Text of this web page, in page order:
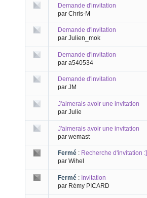
Demande d'invitation
par Chris-M
Demande d'invitation
par Julien_mok
Demande d'invitation
par a540534
Demande d'invitation
par JM
J'aimerais avoir une invitation
par Julie
J'aimerais avoir une invitation
par wemast
Fermé : Recherche d'invitation :]
par Wihel
Fermé : Invitation
par Rémy PICARD